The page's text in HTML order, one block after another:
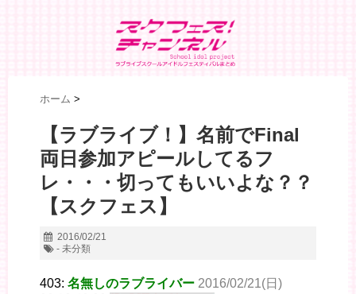
ホーム >
【ラブライブ！】名前でFinal
両日参加アピールしてるフ
レ・・・切ってもいいよな？？
【スクフェス】
2016/02/21
- 未分類
403: 名無しのラブライバー 2016/02/21(日)